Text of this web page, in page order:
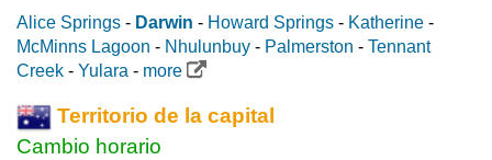
Alice Springs - Darwin - Howard Springs - Katherine -
McMinns Lagoon - Nhulunbuy - Palmerston - Tennant
Creek - Yulara - more
Territorio de la capital
Cambio horario